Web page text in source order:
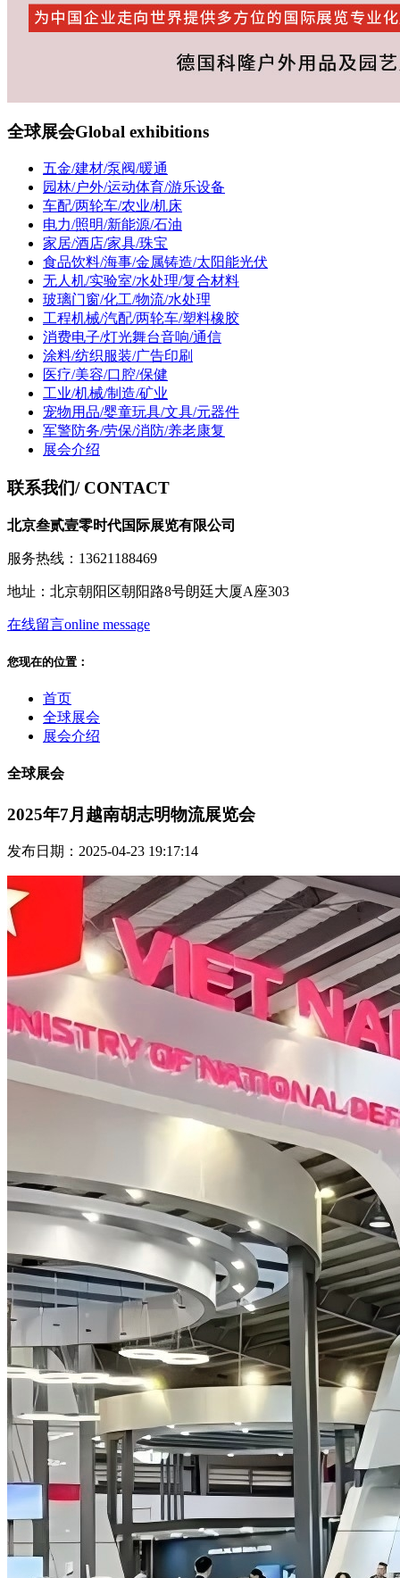
全球展会Global exhibitions
五金/建材/泵阀/暖通
园林/户外/运动体育/游乐设备
车配/两轮车/农业/机床
电力/照明/新能源/石油
家居/酒店/家具/珠宝
食品饮料/海事/金属铸造/太阳能光伏
无人机/实验室/水处理/复合材料
玻璃门窗/化工/物流/水处理
工程机械/汽配/两轮车/塑料橡胶
消费电子/灯光舞台音响/通信
涂料/纺织服装/广告印刷
医疗/美容/口腔/保健
工业/机械/制造/矿业
宠物用品/婴童玩具/文具/元器件
军警防务/劳保/消防/养老康复
展会介绍
联系我们/ CONTACT
北京叁贰壹零时代国际展览有限公司
服务热线：13621188469
地址：北京朝阳区朝阳路8号朗廷大厦A座303
在线留言online message
您现在的位置：
首页
全球展会
展会介绍
全球展会
2025年7月越南胡志明物流展览会
发布日期：2025-04-23 19:17:14